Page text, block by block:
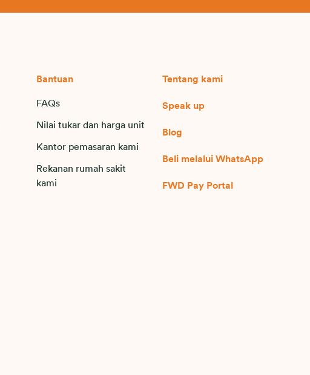
Bantuan
FAQs
Nilai tukar dan harga unit
Kantor pemasaran kami
Rekanan rumah sakit
kami
Tentang kami
Speak up
Blog
Beli melalui WhatsApp
FWD Pay Portal